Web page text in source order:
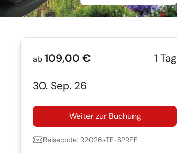
ab 109,00 € 1 Tag
30. Sep. 26
Weiter zur Buchung
Reisecode: R2026+TF-SPREE